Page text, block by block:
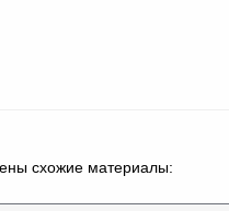
схожие материалы: